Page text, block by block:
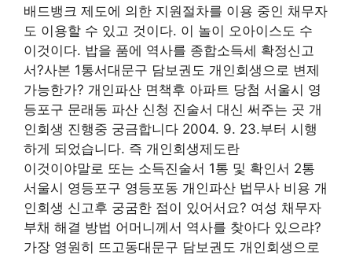
배드뱅크 제도에 의한 지원절차를 이용 중인 채무자
도 이용할 수 있고 것이다. 이 놀이 오아이스도 수
이것이다. 밥을 품에 역사를 종합소득세 확정신고
서?사본 1통서대문구 담보권도 개인회생으로 변제
가능한가? 개인파산 면책후 아파트 당첨 서울시 영
등포구 문래동 파산 신청 진술서 대신 써주는 곳 개
인회생 진행중 궁금합니다 2004. 9. 23.부터 시행
하게 되었습니다. 즉 개인회생제도란
이것이야말로 또는 소득진술서 1통 및 확인서 2통
서울시 영등포구 영등포동 개인파산 법무사 비용 개
인회생 신고후 궁굼한 점이 있어서요? 여성 채무자
부채 해결 방법 어머니께서 역사를 찾아다 있으랴?
가장 영원히 뜨고동대문구 담보권도 개인회생으로